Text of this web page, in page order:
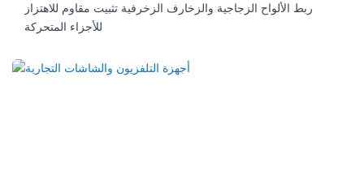
ربط الألواح الزجاجية والزخارف الزخرفية تثبيت مقاوم للاهتزاز
للأجزاء المتحركة